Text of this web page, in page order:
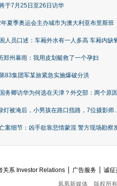
于7月25日至26日访华
夏季奥运会主办城市为澳大利亚布里斯班
人员口述：车厢外水有一人多高 车厢内缺
郑州暴雨：我用皮划艇救了一个孕妇
83集团军某旅紧急实施爆破分洪
务卿访华为何选在天津？外交部：两个原因
灯被淹后，小男孩在路口指路，7位摄影师
案细节：凶手欲靠悲情蒙混 警方现场勘察
关系 Investor Relations 广告服务 诚征
凤凰新媒体
版权所有